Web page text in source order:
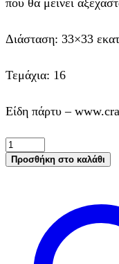
που θα μείνει
Διάσταση: 33×33
Τεμάχια: 16
Είδη πάρτυ –
Χαρτοπετσέτες
φαγητού
Peppa
ποσότητα
Προσθήκη στο καλάθι